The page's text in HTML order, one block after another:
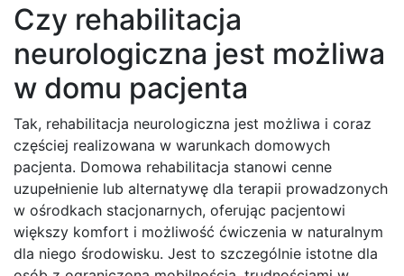
Czy rehabilitacja
neurologiczna jest możliwa
w domu pacjenta
Tak, rehabilitacja neurologiczna jest możliwa i coraz
częściej realizowana w warunkach domowych
pacjenta. Domowa rehabilitacja stanowi cenne
uzupełnienie lub alternatywę dla terapii prowadzonych
w ośrodkach stacjonarnych, oferując pacjentowi
większy komfort i możliwość ćwiczenia w naturalnym
dla niego środowisku. Jest to szczególnie istotne dla